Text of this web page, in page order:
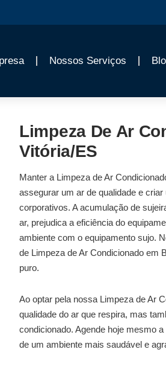
Nossos Serviços
Limpeza De Ar
Vitória/ES
Manter a Limpeza de Ar
assegurar um ar de qualidade e
corporativos. A acumulação de
ar, prejudica a eficiência do
ambiente com o equipamento sujo.
de Limpeza de Ar Condicionado em
puro.
Ao optar pela nossa Limpeza de Ar
qualidade do ar que respira, mas
condicionado. Agende hoje mesmo a
de um ambiente mais saudável e